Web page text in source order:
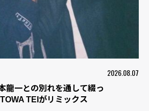
2026.08.07
龍一との別れを通して綴っ
TEIがリミックス